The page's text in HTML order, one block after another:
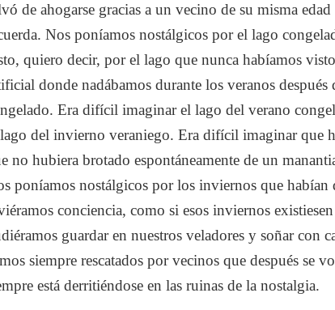
de ahogarse gracias a un vecino de su misma
Nos poníamos nostálgicos por el lago
quiero decir, por el lago que nunca habíamos
donde nadábamos durante los veranos después
Era difícil imaginar el lago del verano
del invierno veraniego. Era difícil imaginar que
no hubiera brotado espontáneamente de un
poníamos nostálgicos por los inviernos que habían
conciencia, como si esos inviernos
guardar en nuestros veladores y soñar con
siempre rescatados por vecinos que después se
está derritiéndose en las ruinas de la nostalgia.